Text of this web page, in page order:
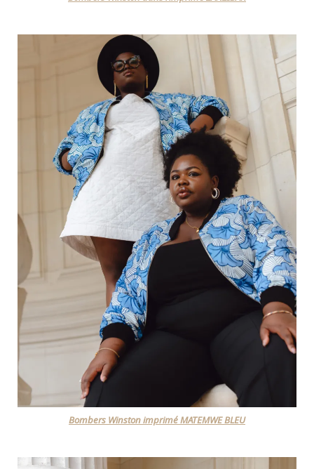
Bombers Winston imprimé MATEMWE BLEU